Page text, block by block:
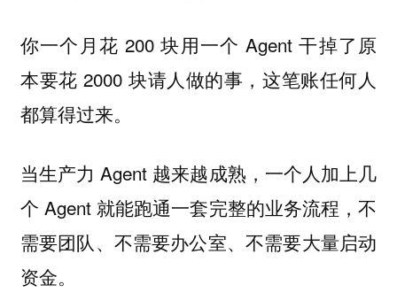
你一个月花 200 块用一个 Agent 干掉了原
本要花 2000 块请人做的事，这笔账任何人
都算得过来。
当生产力 Agent 越来越成熟，一个人加上几
个 Agent 就能跑通一套完整的业务流程，不
需要团队、不需要办公室、不需要大量启动
资金。